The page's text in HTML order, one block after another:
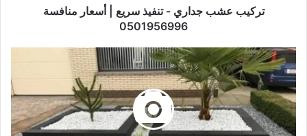
تركيب عشب جداري - تنفيذ سريع | أسعار منافسة
0501956996